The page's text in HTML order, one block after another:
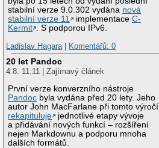
stabilní verze 9.0.302 vydána nová
stabilní verze 11
implementaceC-
Kermit . S podporou IPv6.
Ladislav Hagara | Komentářů: 0
20 let Pandoc
4.8. 11:11 | Zajímavý článek
První verze konverzního nástroje
Pandoc byla vydána před 20 lety. Jeho
autor John MacFarlane při tomto výročí
rekapituluje
jednotlivé etapy vývoje
a přidávání nových funkcí – rozšíření
nejen Markdownu a podporu mnoha
dalších formátů.